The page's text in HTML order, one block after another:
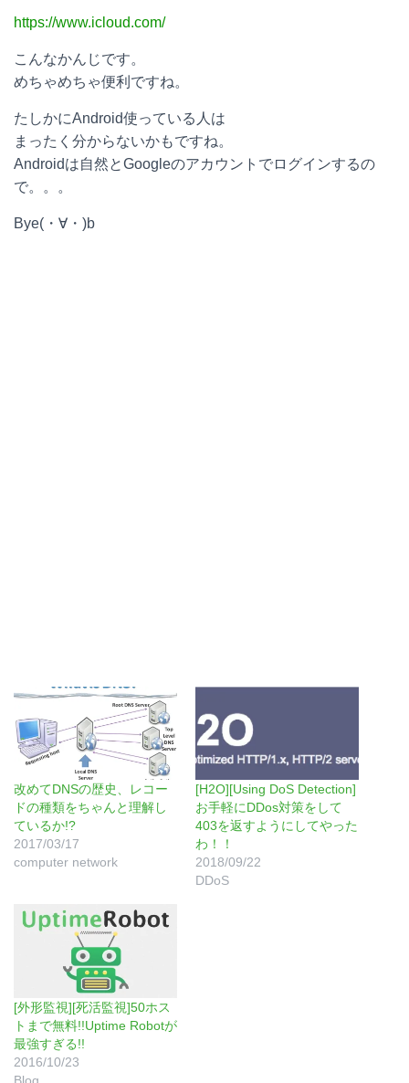
https://www.icloud.com/
こんなかんじです。
めちゃめちゃ便利ですね。
たしかにAndroid使っている人は
まったく分からないかもですね。
Androidは自然とGoogleのアカウントでログインするの
で。。。
Bye(・∀・)b
改めてDNSの歴史、レコー
ドの種類をちゃんと理解し
ているか!?
2017/03/17
computer network
[H2O][Using DoS Detection]
お手軽にDDos対策をして
403を返すようにしてやった
わ！！
2018/09/22
DDoS
[外形監視][死活監視]50ホス
トまで無料!!Uptime Robotが
最強すぎる!!
2016/10/23
Blog